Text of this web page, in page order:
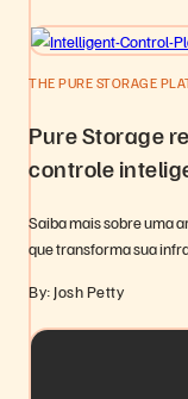
THE PURE STORAGE
Pure Storage
controle
Saiba mais sobre uma
que transforma sua
By: Josh Petty